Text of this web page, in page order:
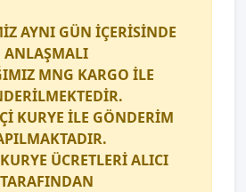
AYNI GÜN İÇERİSİNDE
ANLAŞMALI
MNG KARGO İLE
KURYE İLE GÖNDERİM
KURYE ÜCRETLERİ ALICI
TARAFINDAN